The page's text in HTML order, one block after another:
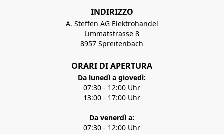
INDIRIZZO
A. Steffen AG Elektrohandel
Limmatstrasse 8
8957 Spreitenbach
ORARI DI APERTURA
Da lunedì a giovedì:
07:30 - 12:00 Uhr
13:00 - 17:00 Uhr
Da venerdì a:
07:30 - 12:00 Uhr